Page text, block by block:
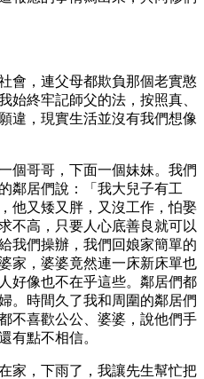
會，連父母都欺負那個老實憨
始終牢記師父的法，按照真、
違，現實生活並沒有我們想像
個哥哥，下面一個妹妹。我們
鄰居們說：「我大兒子有工
他又矮又胖，又沒工作，怕娶
不高，只要人心底善良就可以
我們操辦，我們回娘家簡單的
家，婆婆竟然連一床新床單也
好像也不在乎這些。鄰居們都
。時間久了我和周圍的鄰居們
不喜歡公公、婆婆，說他們手
有點不相信。
家，下雨了，我讓先生幫忙把